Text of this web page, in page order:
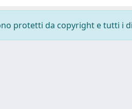
protetti da copyright e tutti i